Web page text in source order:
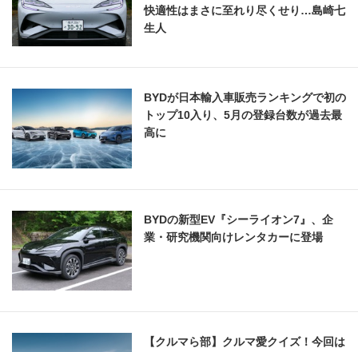
快適性はまさに至れり尽くせり…島崎七
生人
BYDが日本輸入車販売ランキングで初の
トップ10入り、5月の登録台数が過去最
高に
BYDの新型EV『シーライオン7』、企
業・研究機関向けレンタカーに登場
【クルマら部】クルマ愛クイズ！今回は